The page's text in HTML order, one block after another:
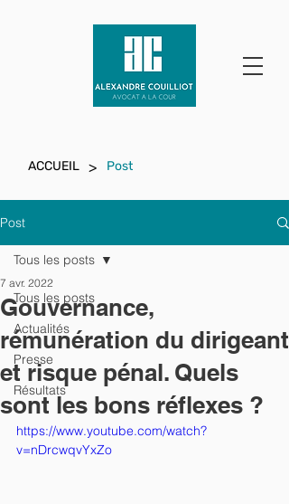
ACCUEIL > Post
Post
Tous les posts
Actualités
Presse
Résultats
Tous les posts
Gouvernance,
rémunération du dirigeant
et risque pénal. Quels
sont les bons réflexes ?
7 avr. 2022
https://www.youtube.com/watch?
v=nDrcwqvYxZo